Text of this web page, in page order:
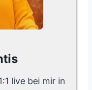
live bei mir in